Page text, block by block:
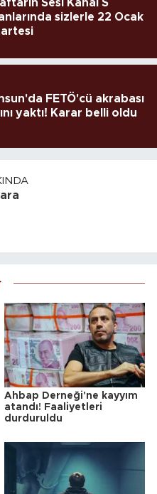
Sesi Kanal S
sizlerle 22 Ocak
FETÖ'cü akrabası
yaktı! Karar belli oldu
Ahbap Derneği'ne kayyım
atandı! Faaliyetleri
durduruldu